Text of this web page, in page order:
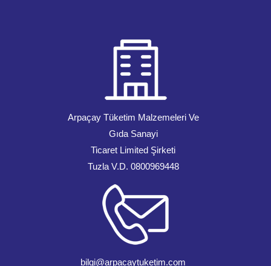
Arpaçay Tüketim Malzemeleri Ve
Gıda Sanayi
Ticaret Limited Şirketi
Tuzla V.D. 0800969448
bilgi@arpacaytuketim.com